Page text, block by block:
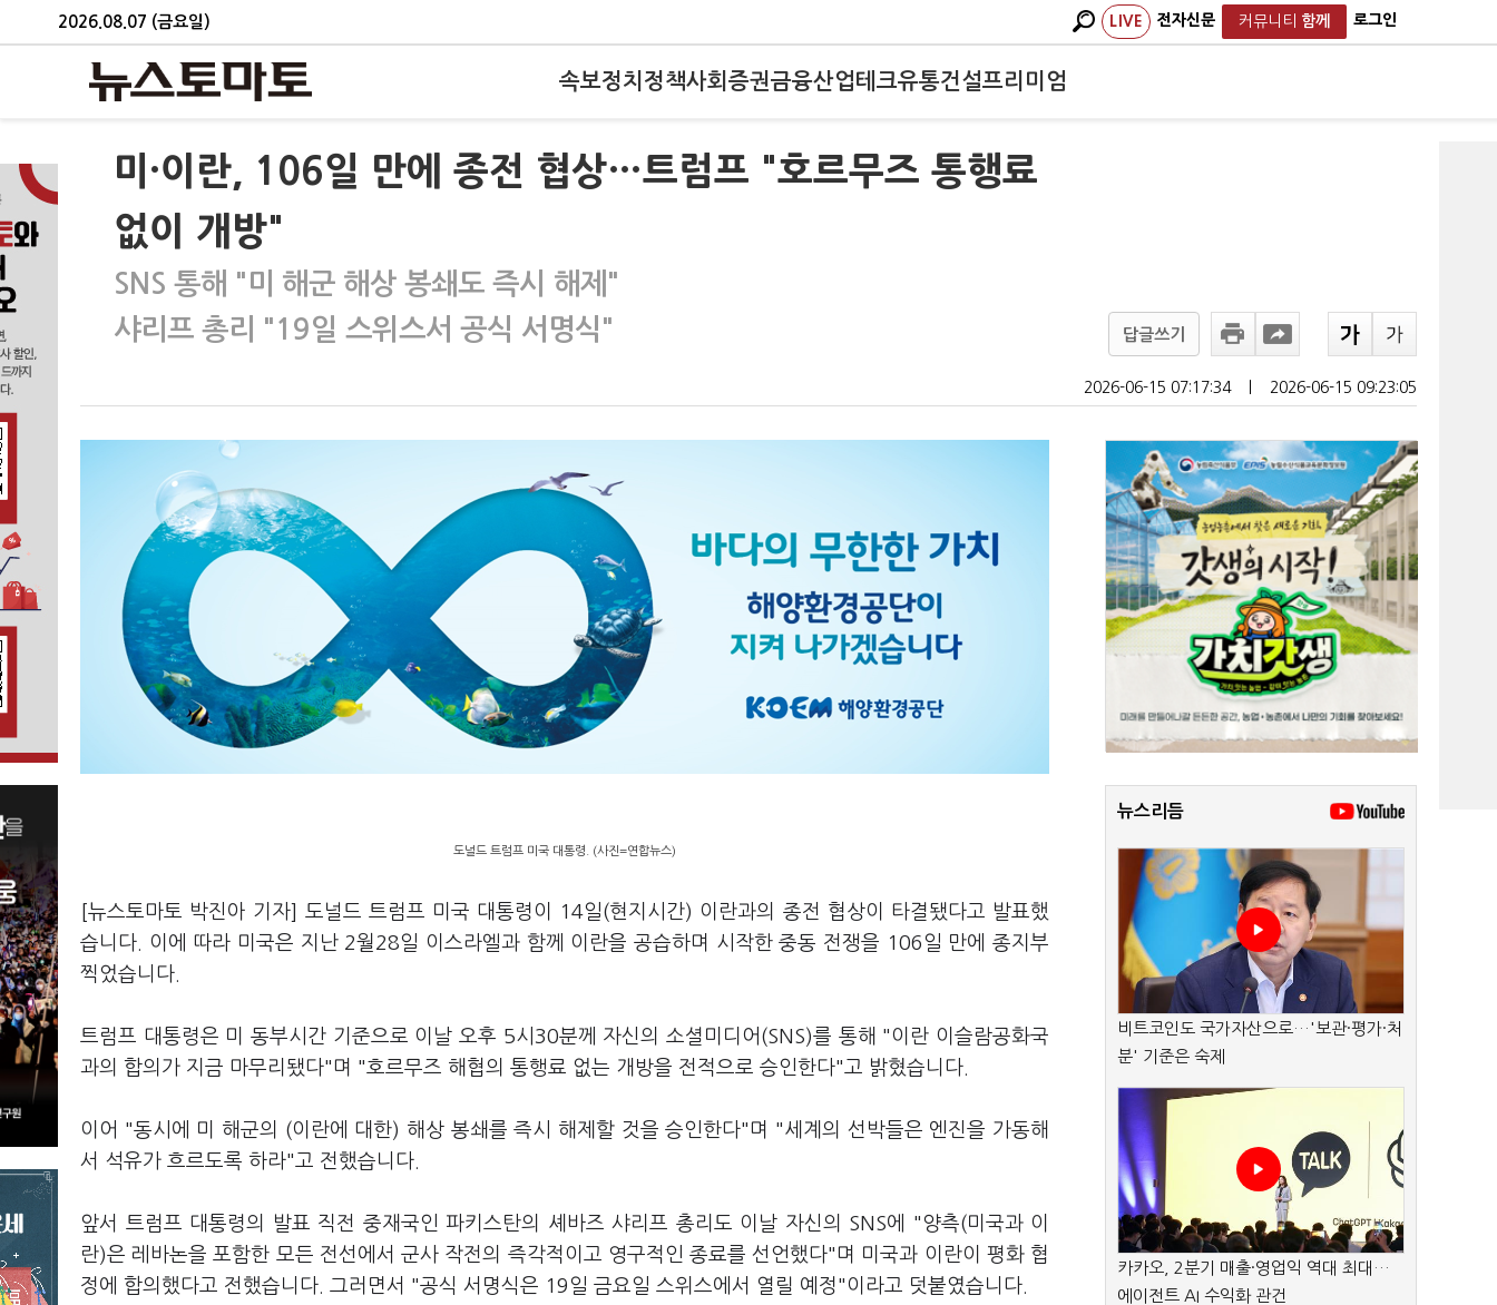
2026.08.07 (금요일) LIVE 전자신문 커뮤니티 함께 로그인
속보정치 정책사회 증권금융산업테크유통건설프리미엄
미·이란, 106일 만에 종전 협상…트럼프 "호르무즈 통행료
없이 개방"
SNS 통해 "미 해군 해상 봉쇄도 즉시 해제"
샤리프 총리 "19일 스위스서 공식 서명식"
답글쓰기
2026-06-15 07:17:34 2026-06-15 09:23:05
도널드 트럼프 미국 대통령. (사진=연합뉴스)
[뉴스토마토 박진아 기자] 도널드 트럼프 미국 대통령이 14일(현지시간) 이란과의 종전 협상이 타결됐다고 발표했
습니다. 이에 따라 미국은 지난 2월28일 이스라엘과 함께 이란을 공습하며 시작한 중동 전쟁을 106일 만에 종지부
찍었습니다.
트럼프 대통령은 미 동부시간 기준으로 이날 오후 5시30분께 자신의 소셜미디어(SNS)를 통해 "이란 이슬람공화국
과의 합의가 지금 마무리됐다"며 "호르무즈 해협의 통행료 없는 개방을 전적으로 승인한다"고 밝혔습니다.
이어 "동시에 미 해군의 (이란에 대한) 해상 봉쇄를 즉시 해제할 것을 승인한다"며 "세계의 선박들은 엔진을 가동해
서 석유가 흐르도록 하라"고 전했습니다.
앞서 트럼프 대통령의 발표 직전 중재국인 파키스탄의 셰바즈 샤리프 총리도 이날 자신의 SNS에 "양측(미국과 이
란)은 레바논을 포함한 모든 전선에서 군사 작전의 즉각적이고 영구적인 종료를 선언했다"며 미국과 이란이 평화 협
정에 합의했다고 전했습니다. 그러면서 "공식 서명식은 19일 금요일 스위스에서 열릴 예정"이라고 덧붙였습니다.
뉴스리듬
비트코인도 국가자산으로…'보관·평가·처
분' 기준은 숙제
카카오, 2분기 매출·영업익 역대 최대…
에이전트 AI 수익화 관건